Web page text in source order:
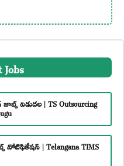
విడుదల | TS Outsourcing
నోటిఫికేషన్ | Telangana TIMS